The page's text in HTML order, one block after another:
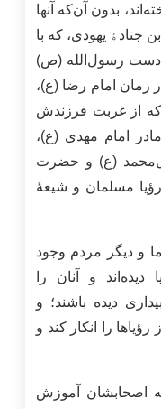
بدون آن‌که آنها
جنادﮤ یهودی، که با
دست رسول‌الله (ص)
زمان امام رضا (ع)،
از غربت فرزندش
مادر امام مهدی (ع)،
(ع) و حضرت
مسلمان و شیعۀ
و دیگر مردم وجود
و آنان را
دیده باشند؛ و
را انکار کند و
اصحابشان آموزش